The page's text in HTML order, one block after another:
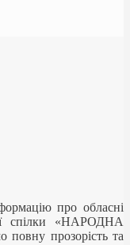
про обласні
спілки «НАРОДНА
прозорість та